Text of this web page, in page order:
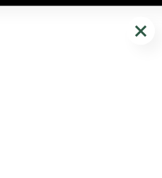
お問い合わせ